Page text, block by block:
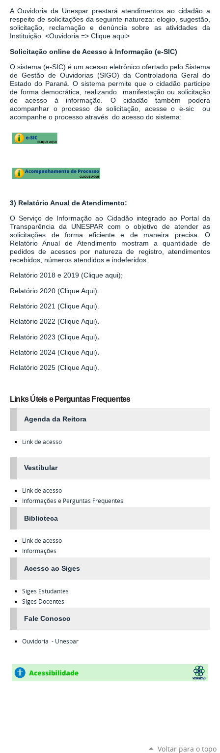
A Ouvidoria da Unespar prestará atendimentos ao cidadão a
respeito de solicitações da seguinte natureza: elogio, sugestão,
solicitação, reclamação e denúncia sobre as atividades da
Instituição. <Ouvidoria => Clique aqui>
Solicitação online de Acesso à Informação (e-SIC)
O sistema (e-SIC) é um acesso eletrônico ofertado pelo Sistema
de Gestão de Ouvidorias (SIGO) da Controladoria Geral do
Estado do Paraná. O sistema permite que o cidadão participe
de forma democrática, realizando manifestação ou solicitação
de acesso à informação. O cidadão também poderá
acompanhar o processo de solicitação, acesse o e-sic ou
acompanhe o processo através do acesso do sistema:
3) Relatório Anual de Atendimento:
O Serviço de Informação ao Cidadão integrado aoPortal da
Transparência da UNESPAR
com o objetivo de atender as
solicitações de forma eficiente e de maneira precisa. O
Relatório Anual de Atendimento mostram a quantidade de
pedidos de acessos por natureza de registro, atendimentos
recebidos, números atendidos e indeferidos.
Relatório 2018 e 2019 (Clique aqui);
Relatório 2020 (Clique Aqui).
Relatório 2021 (Clique Aqui).
Relatório 2022 (Clique Aqui).
Relatório 2023 (Clique Aqui).
Relatório 2024 (Clique Aqui).
Relatório 2025 (Clique Aqui).
Links Úteis e Perguntas Frequentes
Agenda da Reitora
Link de acesso
Vestibular
Link de acesso
Informações e Perguntas Frequentes
Biblioteca
Link de acesso
Informações
Acesso ao Siges
Siges Estudantes
Siges Docentes
Fale Conosco
Ouvidoria - Unespar
Voltar para o topo